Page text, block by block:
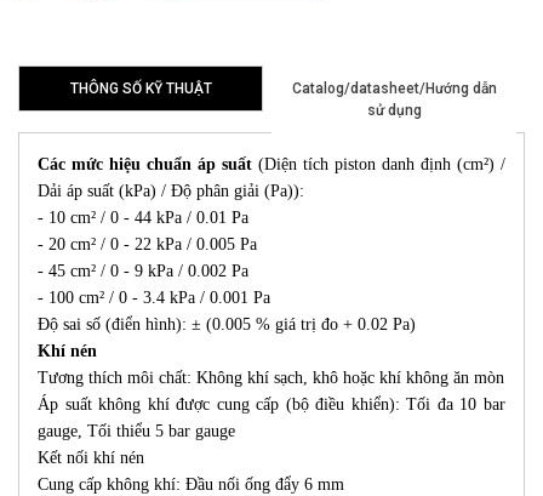
THÔNG SỐ KỸ THUẬT
Catalog/datasheet/Hướng dẫn
sử dụng
Các mức hiệu chuẩn áp suất (Diện tích piston danh định (cm²) /
Dải áp suất (kPa) / Độ phân giải (Pa)):
- 10 cm² / 0 - 44 kPa / 0.01 Pa
- 20 cm² / 0 - 22 kPa / 0.005 Pa
- 45 cm² / 0 - 9 kPa / 0.002 Pa
- 100 cm² / 0 - 3.4 kPa / 0.001 Pa
Độ sai số (điển hình): ± (0.005 % giá trị đo + 0.02 Pa)
Khí nén
Tương thích môi chất: Không khí sạch, khô hoặc khí không ăn mòn
Áp suất không khí được cung cấp (bộ điều khiển): Tối đa 10 bar
gauge, Tối thiểu 5 bar gauge
Kết nối khí nén
Cung cấp không khí: Đầu nối ống đẩy 6 mm